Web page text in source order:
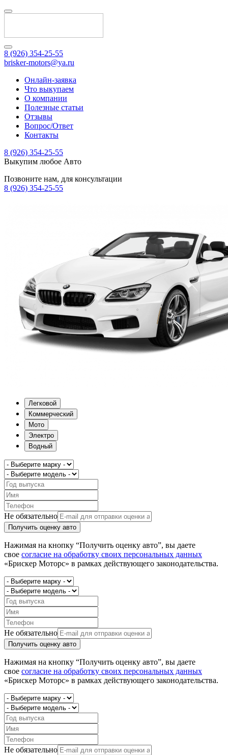
8 (926) 354-25-55
brisker-motors@ya.ru
Онлайн-заявка
Что выкупаем
О компании
Полезные статьи
Отзывы
Вопрос/Ответ
Контакты
8 (926) 354-25-55
Выкупим любое Авто
Позвоните нам, для консультации
8 (926) 354-25-55
Легковой
Коммерческий
Мото
Электро
Водный
Не обязательно
Получить оценку авто
Нажимая на кнопку “Получить оценку авто”, вы даете
свое согласие на обработку своих персональных данных
«Брискер Моторс» в рамках действующего законодательства.
Не обязательно
Получить оценку авто
Нажимая на кнопку “Получить оценку авто”, вы даете
свое согласие на обработку своих персональных данных
«Брискер Моторс» в рамках действующего законодательства.
Не обязательно